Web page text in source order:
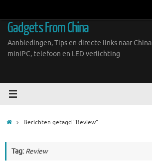
inhoud
Gadgets From China
Aanbiedingen, Tips en directe links naar
miniPC, telefoon en LED verlichting
HomeBerichten getagd "Review"
Tag: Review